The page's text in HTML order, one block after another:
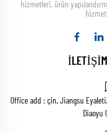
hizmetleri, ürün
Office add : çin, Jiangsu
Diaoyu